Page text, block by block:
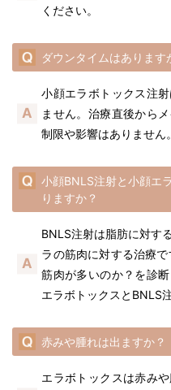
ください。
ダウンタイムはあります
小顔エラボトックス注
ません。治療直後から
制限や影響はありません。
小顔BNLS注射と小顔エ
りますか？
BNLS注射は脂肪に対す
ラの筋肉に対する治療
筋肉が多いのか？を診
エラボトックスとBNLS
赤みや腫れは出ますか？
エラボトックスは赤み